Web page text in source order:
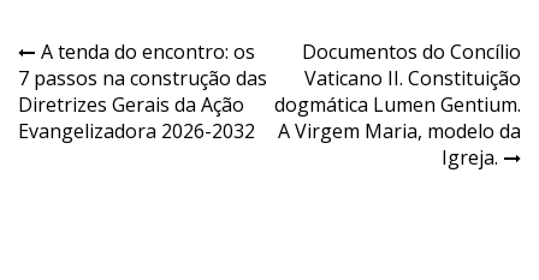
Navegação
de
Post
A tenda do encontro: os
7 passos na construção das
Diretrizes Gerais da Ação
Evangelizadora 2026-2032
Documentos do Concílio
Vaticano II. Constituição
dogmática Lumen Gentium.
A Virgem Maria, modelo da
Igreja.